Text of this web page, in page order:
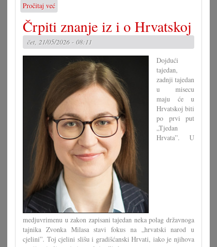
Pročitaj već
Karikatura,
22.5.2026.
Črpiti znanje iz i o Hrvatskoj
čet, 21/05/2026 - 08:11
Dojdući
tajedan,
zadnji tajedan
u misecu
maju će u
Hrvatskoj biti
po prvi put
„Tjedan
Hrvata”. U
medjuvrimenu u zakon zapisani tajedan neka polag državnoga
tajnika Zvonka Milasa stavi fokus na „hrvatski narod u
cjelini”. Toj cjelini slišu i gradišćanski Hrvati, iako je njihova